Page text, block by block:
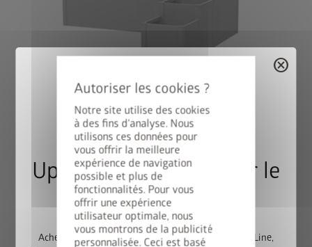
Notre site utilise des cookies
à des fins d'analyse. Nous
utilisons ces données pour
vous offrir la meilleure
expérience de navigation
possible et plus de
fonctionnalités. Pour vous
offrir une expérience
utilisateur optimale, nous
vous montrons de la publicité
personnalisée. Ceci est basé
Variante 2
DaVinci®comme brise-vue
Combinaison de différentes hauteurs et longueurs, avec
treillis et brise-vue.
cancel
Upgrade Deal : 50% sur le
cadre de sol
Achetez un abri de jardin Europa, Panorama, HighLine,